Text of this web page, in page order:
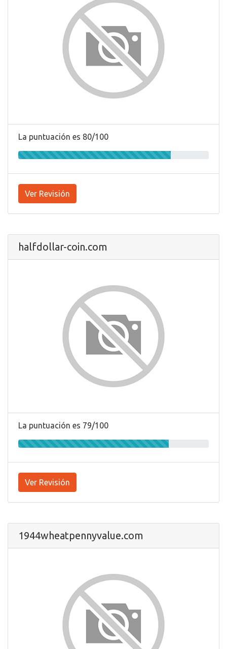
La puntuación es 80/100
Ver Revisión
halfdollar-coin.com
La puntuación es 79/100
Ver Revisión
1944wheatpennyvalue.com